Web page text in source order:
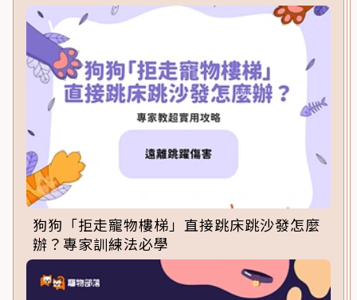
狗狗「拒走寵物樓梯」直接跳床跳沙發怎麼
辦？專家訓練法必學